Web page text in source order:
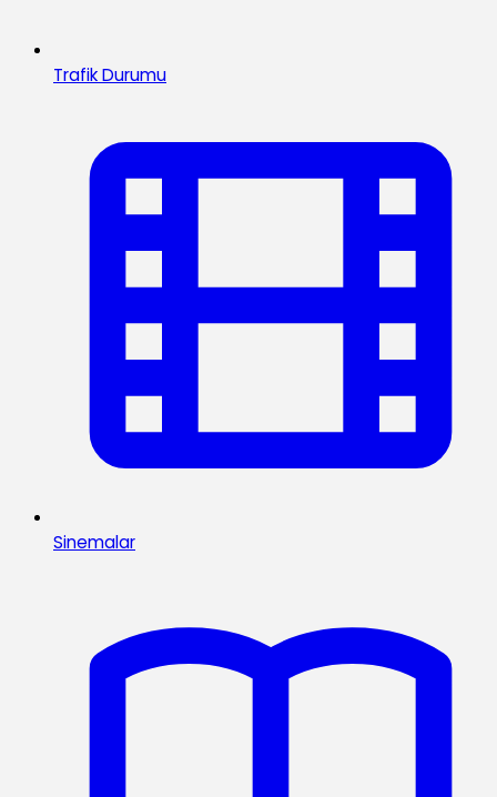
Trafik Durumu
Sinemalar